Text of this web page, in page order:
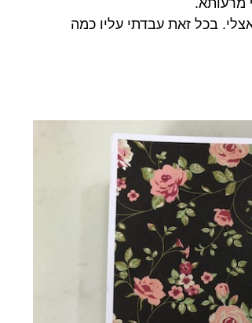
בכל זאת עבדתי עליו כמה